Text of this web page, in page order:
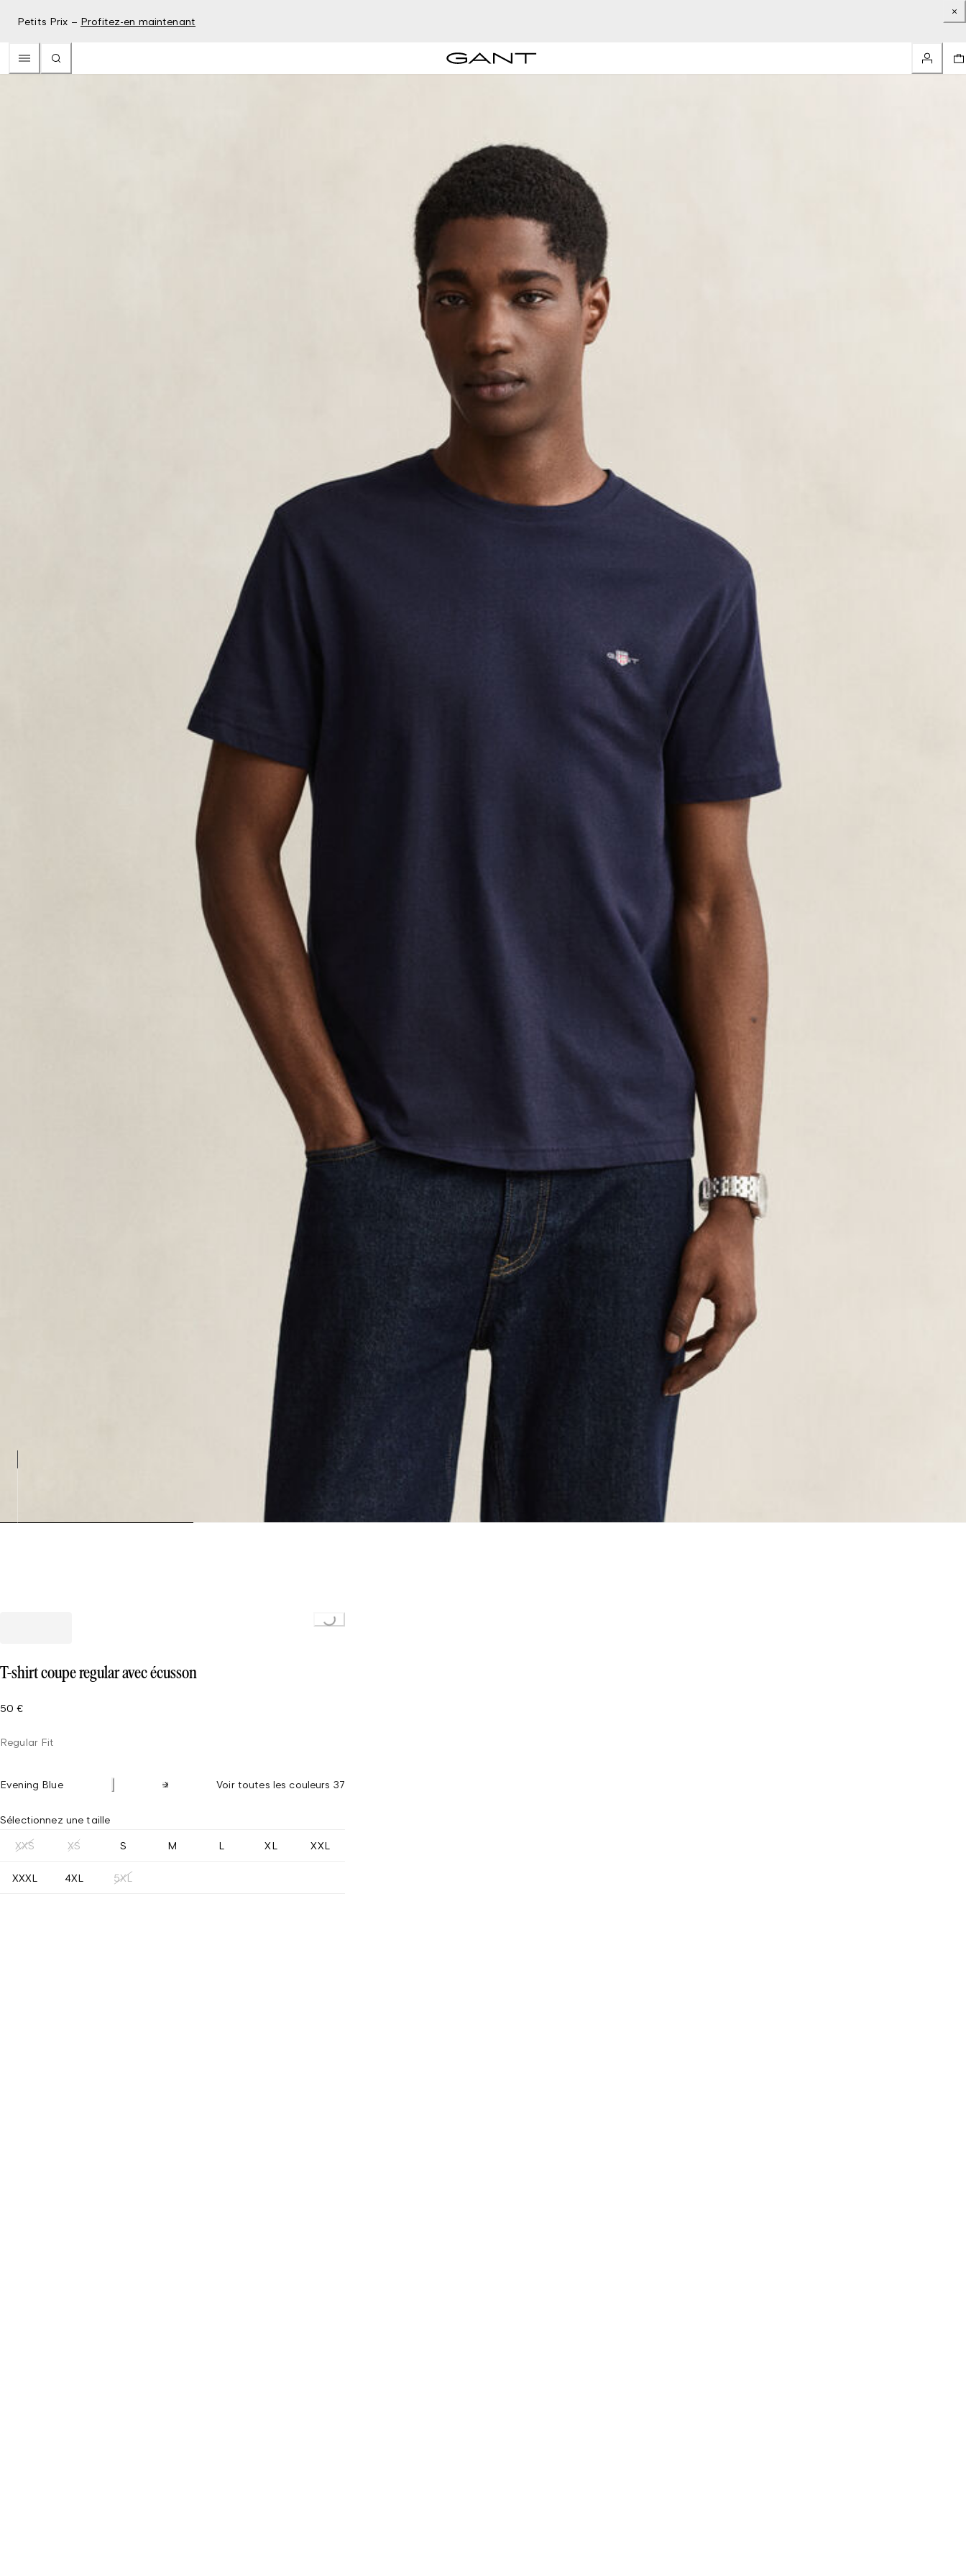
Petits Prix – Profitez-en maintenant
Loading...
T-shirt coupe regular avec écusson
50 €
Regular Fit
Evening Blue Voir toutes les couleurs 37
Sélectionnez une taille
XXS XS S M L XL XXL
XXXL 4XL 5XL